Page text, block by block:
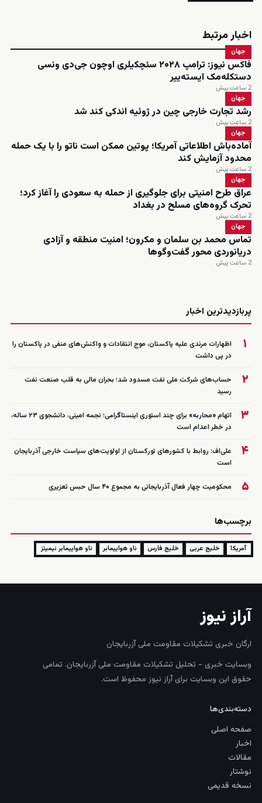
اخبار مرتبط
جهان
فاکس نیوز: ترامپ ۲۰۲۸ سئچکیلری اوچون جی‌دی ونسی
دستکله‌مک ایسته‌ییر
2 ساعت پیش
جهان
رشد تجارت خارجی چین در ژوئیه اندکی کند شد
2 ساعت پیش
جهان
آماده‌باش اطلاعاتی آمریکا؛ پوتین ممکن است ناتو را با یک حمله
محدود آزمایش کند
2 ساعت پیش
جهان
عراق طرح امنیتی برای جلوگیری از حمله به سعودی را آغاز کرد؛
تحرک گروه‌های مسلح در بغداد
2 ساعت پیش
جهان
تماس محمد بن سلمان و مکرون؛ امنیت منطقه و آزادی
دریانوردی محور گفت‌وگوها
2 ساعت پیش
پربازدیدترین اخبار
۱
اظهارات مرندی علیه پاکستان، موج انتقادات و واکنش‌های منفی در پاکستان را
در پی داشت
۲
حساب‌های شرکت ملی نفت مسدود شد؛ بحران مالی به قلب صنعت نفت
رسید
۳
اتهام «محاربه» برای چند استوری اینستاگرامی؛ نجمه امینی، دانشجوی ۲۳ ساله،
در خطر اعدام است
۴
علی‌اف: روابط با کشورهای تورکستان از اولویت‌های سیاست خارجی آذربایجان
است
۵ محکومیت چهار فعال آذربایجانی به مجموع ۴۰ سال حبس تعزیری
برچسب‌ها
آمریکا خلیج عربی خلیج فارس ناو هواپیمابر ناو هواپیمابر نیمیتز
آراز نیوز
ارگان خبری تشکیلات مقاومت ملی آزربایجان
وبسایت خبری - تحلیل تشکیلات مقاومت ملی آزربایجان. تمامی
حقوق این وبسایت برای آراز نیوز محفوظ است.
دسته‌بندی‌ها
صفحه اصلی
اخبار
مقالات
نوشتار
نسخه قدیمی